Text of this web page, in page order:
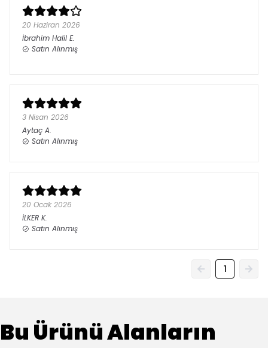
20 Haziran 2026
İbrahim Halil E.
Satın Alınmış
3 Nisan 2026
Aytaç A.
Satın Alınmış
20 Ocak 2026
İLKER K.
Satın Alınmış
1
Bu Ürünü Alanların